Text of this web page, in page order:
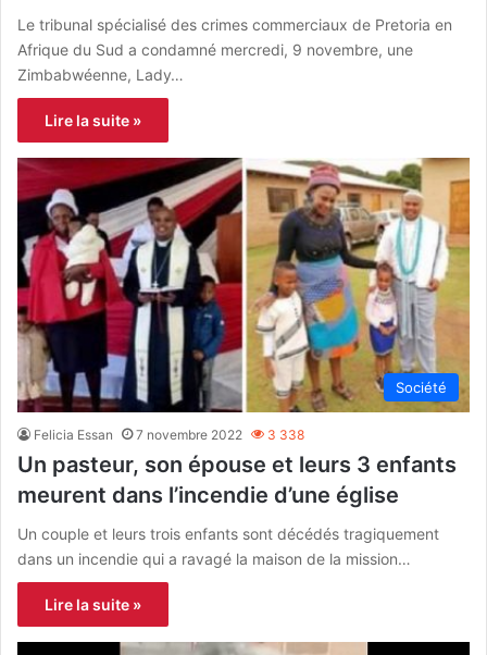
Le tribunal spécialisé des crimes commerciaux de Pretoria en
Afrique du Sud a condamné mercredi, 9 novembre, une
Zimbabwéenne, Lady…
Lire la suite »
Société
Felicia Essan 7 novembre 2022 3 338
Un pasteur, son épouse et leurs 3 enfants
meurent dans l’incendie d’une église
Un couple et leurs trois enfants sont décédés tragiquement
dans un incendie qui a ravagé la maison de la mission…
Lire la suite »